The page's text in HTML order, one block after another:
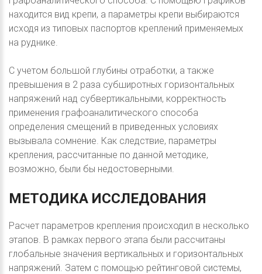
находится вид крепи, а параметры крепи выбираются
исходя из типовых паспортов креплений применяемых
на руднике.
С учетом большой глубины отработки, а также
превышения в 2 раза субширотных горизонтальных
напряжений над субвертикальными, корректность
применения графоаналитического способа
определения смещений в приведенных условиях
вызывала сомнение. Как следствие, параметры
крепления, рассчитанные по данной методике,
возможно, были бы недостоверными.
МЕТОДИКА ИССЛЕДОВАНИЯ
Расчет параметров крепления происходил в несколько
этапов. В рамках первого этапа были рассчитаны
глобальные значения вертикальных и горизонтальных
напряжений. Затем с помощью рейтинговой системы,